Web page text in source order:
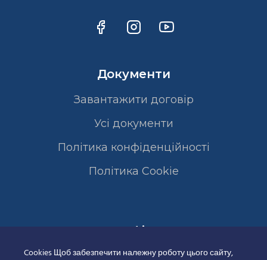
Документи
Завантажити договір
Усі документи
Політика конфіденційності
Полiтика Cookie
Сертифікати
Cookies Щоб забезпечити належну роботу цього сайту,